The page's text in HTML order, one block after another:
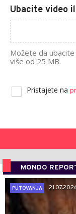
Ubacite video
Možete da
više od 25 MB.
Pristajete na
MONDO
PUTOVANJA